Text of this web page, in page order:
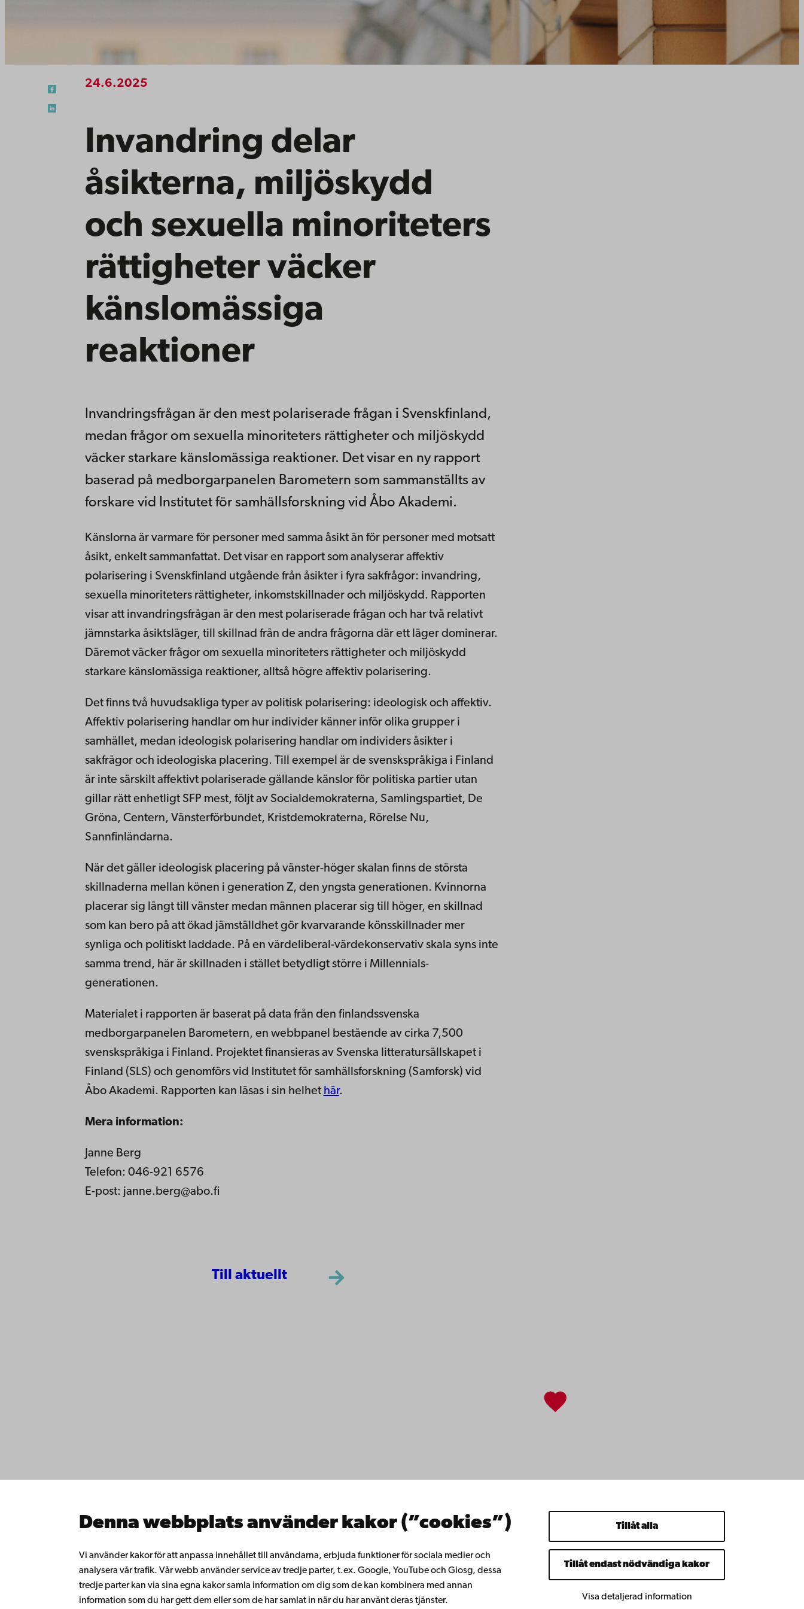
Denna webbplats använder kakor (”cookies”)
Vi använder kakor för att anpassa innehållet till användarna, erbjuda funktioner för sociala medier och
analysera vår trafik. Vår webb använder service av tredje parter, t.ex. Google, YouTube och Giosg, dessa
tredje parter kan via sina egna kakor samla information om dig som de kan kombinera med annan
information som du har gett dem eller som de har samlat in när du har använt deras tjänster.
Tillåt alla
Tillåt endast nödvändiga kakor
Visa detaljerad information
24.6.2025
Invandring delar
åsikterna, miljöskydd
och sexuella minoriteters
rättigheter väcker
känslomässiga
reaktioner
Invandringsfrågan är den mest polariserade frågan i Svenskfinland,
medan frågor om sexuella minoriteters rättigheter och miljöskydd
väcker starkare känslomässiga reaktioner. Det visar en ny rapport
baserad på medborgarpanelen Barometern som sammanställts av
forskare vid Institutet för samhällsforskning vid Åbo Akademi.
Känslorna är varmare för personer med samma åsikt än för personer med motsatt
åsikt, enkelt sammanfattat. Det visar en rapport som analyserar affektiv
polarisering i Svenskfinland utgående från åsikter i fyra sakfrågor: invandring,
sexuella minoriteters rättigheter, inkomstskillnader och miljöskydd. Rapporten
visar att invandringsfrågan är den mest polariserade frågan och har två relativt
jämnstarka åsiktsläger, till skillnad från de andra frågorna där ett läger dominerar.
Däremot väcker frågor om sexuella minoriteters rättigheter och miljöskydd
starkare känslomässiga reaktioner, alltså högre affektiv polarisering.
Det finns två huvudsakliga typer av politisk polarisering: ideologisk och affektiv.
Affektiv polarisering handlar om hur individer känner inför olika grupper i
samhället, medan ideologisk polarisering handlar om individers åsikter i
sakfrågor och ideologiska placering. Till exempel är de svenskspråkiga i Finland
är inte särskilt affektivt polariserade gällande känslor för politiska partier utan
gillar rätt enhetligt SFP mest, följt av Socialdemokraterna, Samlingspartiet, De
Gröna, Centern, Vänsterförbundet, Kristdemokraterna, Rörelse Nu,
Sannfinländarna.
När det gäller ideologisk placering på vänster-höger skalan finns de största
skillnaderna mellan könen i generation Z, den yngsta generationen. Kvinnorna
placerar sig långt till vänster medan männen placerar sig till höger, en skillnad
som kan bero på att ökad jämställdhet gör kvarvarande könsskillnader mer
synliga och politiskt laddade. På en värdeliberal-värdekonservativ skala syns inte
samma trend, här är skillnaden i stället betydligt större i Millennials-
generationen.
Materialet i rapporten är baserat på data från den finlandssvenska
medborgarpanelen Barometern, en webbpanel bestående av cirka 7,500
svenskspråkiga i Finland. Projektet finansieras av Svenska litteratursällskapet i
Finland (SLS) och genomförs vid Institutet för samhällsforskning (Samforsk) vid
Åbo Akademi. Rapporten kan läsas i sin helhet här.
Mera information:
Janne Berg
Telefon: 046-921 6576
E-post: janne.berg@abo.fi
Till aktuellt
+358 2 215 31
Kontinuerligt lärande
Gå med i Åbo Akademis
alumnnätverk
Om Åbo Akademi
Intranätet